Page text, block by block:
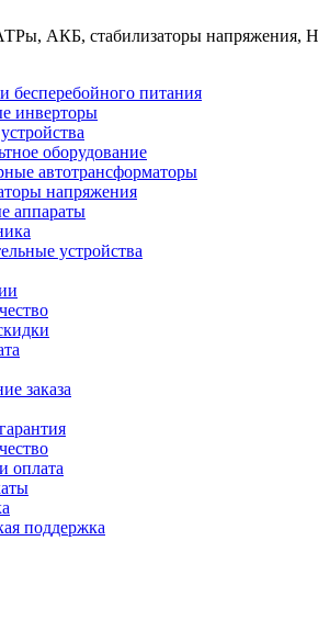
АКБ, стабилизаторы напряжения,
бесперебойного питания
инверторы
оборудование
автотрансформаторы
напряжения
аппараты
устройства
заказа
оплата
поддержка